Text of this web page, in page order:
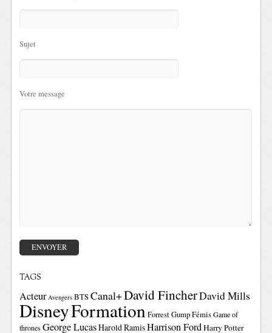
Sujet
Votre message
TAGS
Acteur Avengers BTSCanal+David FincherDavid Mills
DisneyFormationForrest GumpFémis Game of
thrones George LucasHarold RamisHarrison FordHarry Potter